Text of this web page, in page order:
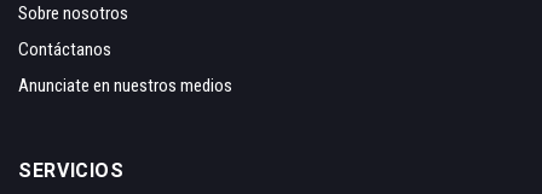
Sobre nosotros
Contáctanos
Anunciate en nuestros medios
SERVICIOS